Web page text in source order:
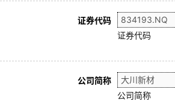
证券代码
证券代码
公司简称
公司简称